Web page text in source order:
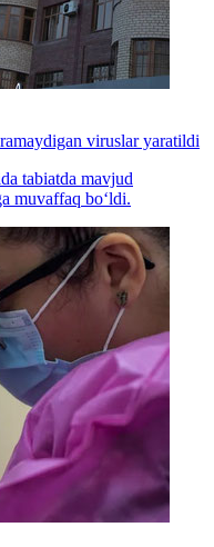
viruslar yaratildi
tabiatda mavjud
muvaffaq bo‘ldi.